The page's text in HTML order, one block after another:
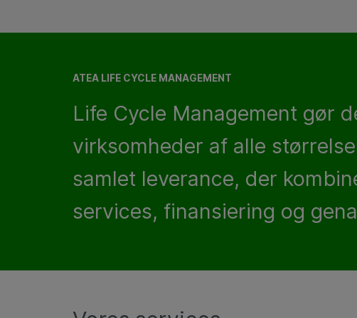
ATEA LIFE CYCLE MANAGEMENT
Life Cycle Management gør
virksomheder af alle
samlet leverance, der
services, finansiering og